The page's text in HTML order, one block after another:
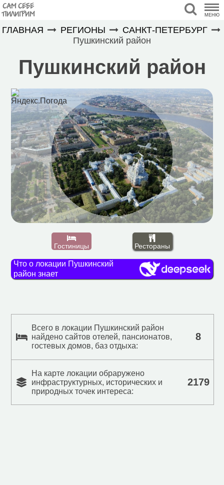
САМ СЕБЕ
ПИЛИГРИМ МЕНЮ
ГЛАВНАЯ РЕГИОНЫ
САНКТ-ПЕТЕРБУРГ
Пушкинский район
Пушкинский район
Гостиницы Рестораны
Что о локации Пушкинский
район знает
Всего в локации Пушкинский район
найдено сайтов отелей, пансионатов,
гостевых домов, баз отдыха:
8
На карте локации обраружено
инфраструктурных, исторических и
природных точек интереса:
2179